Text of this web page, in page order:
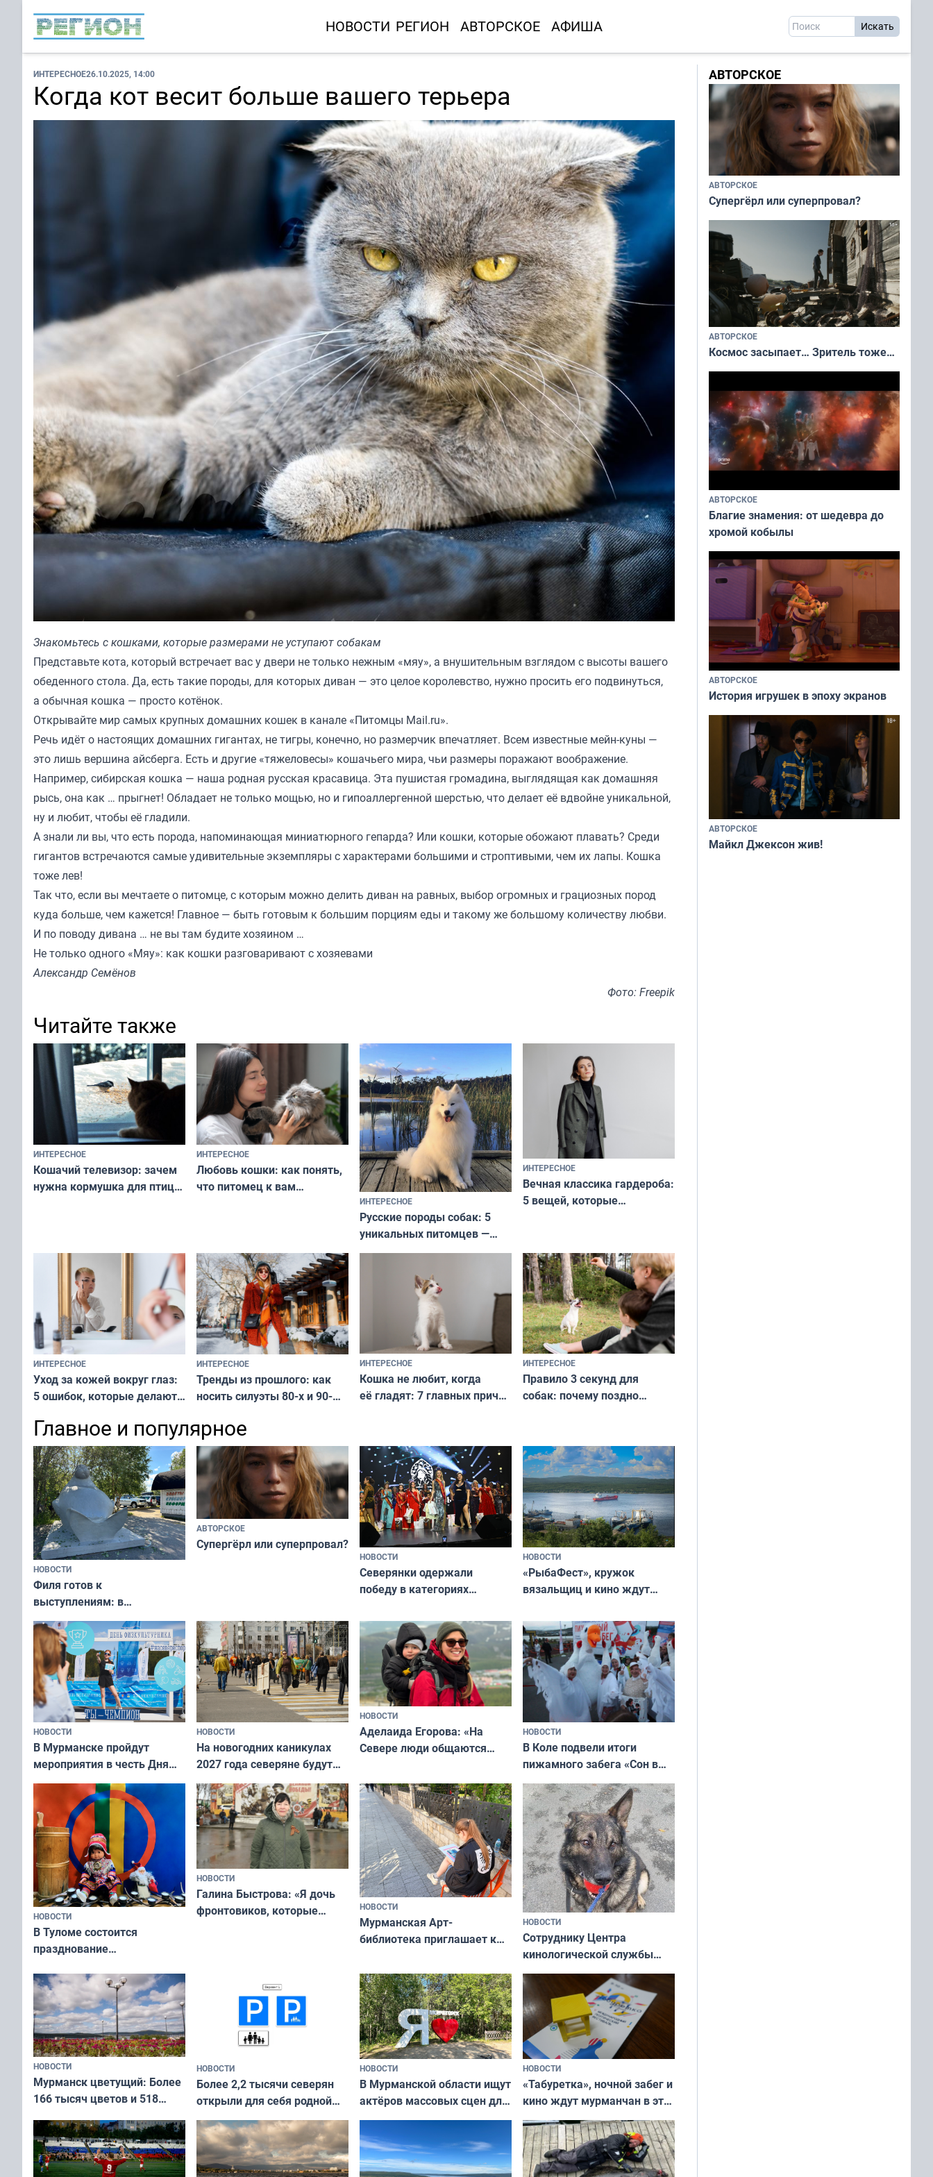
НОВОСТИ РЕГИОН АВТОРСКОЕ АФИША
ИНТЕРЕСНОЕ26.10.2025, 14:00
Когда кот весит больше вашего терьера
Знакомьтесь с кошками, которые размерами не уступают собакам
Представьте кота, который встречает вас у двери не только нежным «мяу», а внушительным взглядом с высоты вашего
обеденного стола. Да, есть такие породы, для которых диван — это целое королевство, нужно просить его подвинуться,
а обычная кошка — просто котёнок.
Открывайте мир самых крупных домашних кошек в канале «Питомцы Mail.ru».
Речь идёт о настоящих домашних гигантах, не тигры, конечно, но размерчик впечатляет. Всем известные мейн-куны —
это лишь вершина айсберга. Есть и другие «тяжеловесы» кошачьего мира, чьи размеры поражают воображение.
Например, сибирская кошка — наша родная русская красавица. Эта пушистая громадина, выглядящая как домашняя
рысь, она как … прыгнет! Обладает не только мощью, но и гипоаллергенной шерстью, что делает её вдвойне уникальной,
ну и любит, чтобы её гладили.
А знали ли вы, что есть порода, напоминающая миниатюрного гепарда? Или кошки, которые обожают плавать? Среди
гигантов встречаются самые удивительные экземпляры с характерами большими и строптивыми, чем их лапы. Кошка
тоже лев!
Так что, если вы мечтаете о питомце, с которым можно делить диван на равных, выбор огромных и грациозных пород
куда больше, чем кажется! Главное — быть готовым к большим порциям еды и такому же большому количеству любви.
И по поводу дивана … не вы там будите хозяином …
Не только одного «Мяу»: как кошки разговариваютс хозяевами
Александр Семёнов
Фото: Freepik
Читайте также
ИНТЕРЕСНОЕ
Кошачий телевизор: зачем
нужна кормушка для птиц
ИНТЕРЕСНОЕ
Любовь кошки: как понять,
что питомец к вам
ИНТЕРЕСНОЕ
Русские породы собак: 5
уникальных питомцев —
национальные сокровища
и характером
ИНТЕРЕСНОЕ
Вечная классика гардероба:
5 вещей, которые
и актуально в любой сезон
ИНТЕРЕСНОЕ
Уход за кожей вокруг глаз:
5 ошибок, которые делают
и вернуть свежий взгляд
без дорогих средств
ИНТЕРЕСНОЕ
Тренды из прошлого: как
носить силуэты 80-х и 90-
современно и стильно без
переплат
ИНТЕРЕСНОЕ
Кошка не любит, когда
её гладят: 7 главных причин
независимому питомцу
ИНТЕРЕСНОЕ
Правило 3 секунд для
собак: почему поздно
питомцу всё сразу и без
криков
Главное и популярное
НОВОСТИ
Филя готов к
выступлениям: в
мурманском океанариуме
рассказали о состоянии
тюленей
АВТОРСКОЕ
Супергёрл или суперпровал?
НОВОСТИ
Северянки одержали
победу в категориях
«Мисс и Миссис Великая
Русь»
НОВОСТИ
«РыбаФест», кружок
вязальщиц и кино ждут
НОВОСТИ
В Мурманске пройдут
мероприятия в честь Дня
физкультурника
НОВОСТИ
На новогодних каникулах
2027 года северяне будут
отдыхать 11 дней
НОВОСТИ
Аделаида Егорова: «На
Севере люди общаются
а потому что
ты им интересен»
НОВОСТИ
В Коле подвели итоги
пижамного забега «Сон в
Олимпийскую ночь»
НОВОСТИ
В Туломе состоится
празднование
коренных народов мира
НОВОСТИ
Галина Быстрова: «Я дочь
фронтовиков, которые
НОВОСТИ
Мурманская Арт-
библиотека приглашает к
и фотографов
НОВОСТИ
Сотруднику Центра
кинологической службы
ищут новый дом
НОВОСТИ
Мурманск цветущий: Более
166 тысяч цветов и 518
НОВОСТИ
Более 2,2 тысячи северян
открыли для себя родной
край в рамках проекта
«Туризм для своих»
НОВОСТИ
В Мурманской области ищут
актёров массовых сцен для
съёмок в
короткометражном фильме
НОВОСТИ
«Табуретка», ночной забег и
кино ждут мурманчан в эти
выходные
АВТОРСКОЕ
АВТОРСКОЕ
Супергёрл или суперпровал?
АВТОРСКОЕ
Космос засыпает… Зритель тоже…
АВТОРСКОЕ
Благие знамения: от шедевра до
хромой кобылы
АВТОРСКОЕ
История игрушек в эпоху экранов
АВТОРСКОЕ
Майкл Джексон жив!